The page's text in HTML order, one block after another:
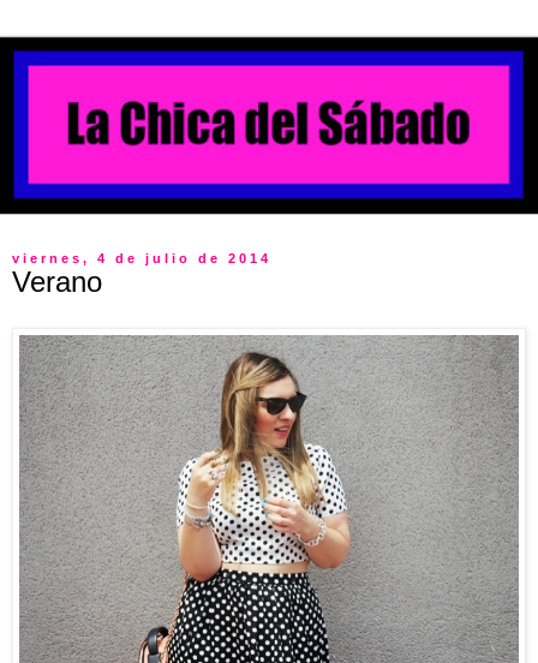
viernes, 4 de julio de 2014
Verano